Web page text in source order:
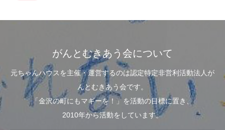
がんとむきあう会について
元ちゃんハウスを主催・運営するのは認定特定非営利活動法人が
んとむきあう会です。
「金沢の町にもマギーを！」を活動の目標に置き、
2010年から活動をしています。